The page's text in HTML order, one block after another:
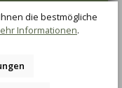
die bestmögliche
Informationen.